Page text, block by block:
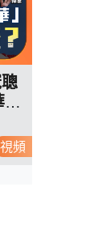
視頻
」